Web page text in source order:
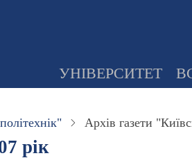
УНІВЕРСИТЕТ
Архів газети
рік